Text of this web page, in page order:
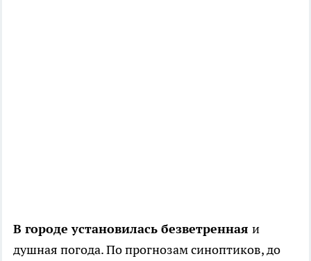
В городе установилась безветренная и
душная погода. По прогнозам синоптиков, до